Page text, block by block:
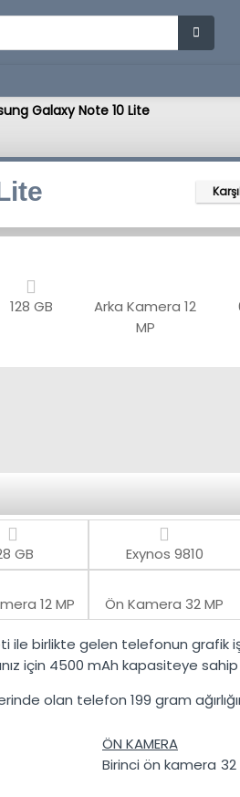
Galaxy Note 10 Lite
128 GB Arka Kamera12
MP
GB Exynos 9810
12 MP Ön Kamera32 MP
ile birlikte gelen telefonun grafik
için 4500 mAh kapasiteye sahip
olan telefon 199 gram
ÖN KAMERA
Birinci ön kamera 32